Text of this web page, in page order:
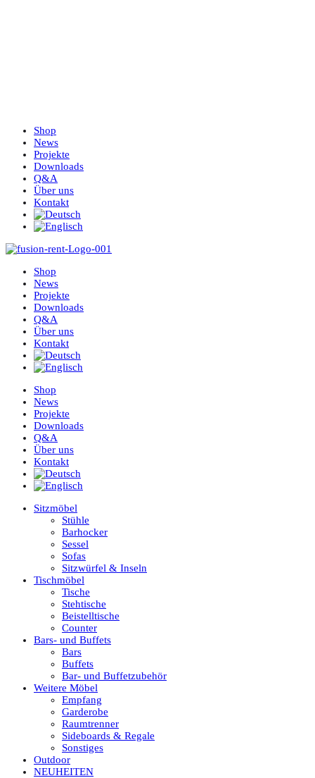
Shop
News
Projekte
Downloads
Q&A
Über uns
Kontakt
Shop
News
Projekte
Downloads
Q&A
Über uns
Kontakt
Shop
News
Projekte
Downloads
Q&A
Über uns
Kontakt
Sitzmöbel
Stühle
Barhocker
Sessel
Sofas
Sitzwürfel & Inseln
Tischmöbel
Tische
Stehtische
Beistelltische
Counter
Bars- und Buffets
Bars
Buffets
Bar- und Buffetzubehör
Weitere Möbel
Empfang
Garderobe
Raumtrenner
Sideboards & Regale
Sonstiges
Outdoor
NEUHEITEN